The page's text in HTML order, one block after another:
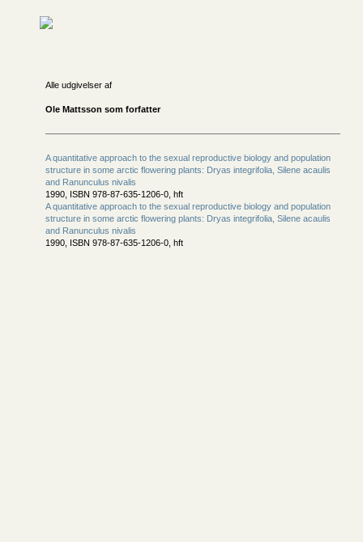
Alle udgivelser af
Ole Mattsson som forfatter
A quantitative approach to the sexual reproductive biology and population
structure in some arctic flowering plants: Dryas integrifolia, Silene acaulis
and Ranunculus nivalis
1990, ISBN 978-87-635-1206-0, hft
A quantitative approach to the sexual reproductive biology and population
structure in some arctic flowering plants: Dryas integrifolia, Silene acaulis
and Ranunculus nivalis
1990, ISBN 978-87-635-1206-0, hft